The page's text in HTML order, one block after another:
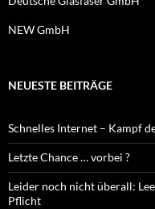
NEW GmbH
NEUESTE BEITRÄGE
Schnelles Internet – Kampf
Letzte Chance … vorbei ?
Leider noch nicht überall:
Pflicht